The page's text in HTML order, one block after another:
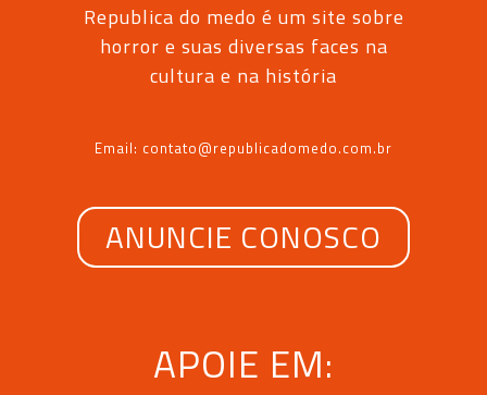
Republica do medo é um site sobre
horror e suas diversas faces na
cultura e na história
Email: contato@republicadomedo.com.br
ANUNCIE CONOSCO
APOIE EM: